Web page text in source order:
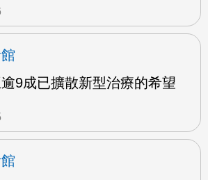
9成已擴散新型治療的希望